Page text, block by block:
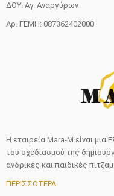
ΔΟΥ: Αγ. Αναργύρων
Αρ. ΓΕΜΗ: 087362402000
Η εταιρεία Mara-M είναι μια
του σχεδιασμού της
ανδρικές και παιδικές
ΠΕΡΙΣΣΟΤΕΡΑ